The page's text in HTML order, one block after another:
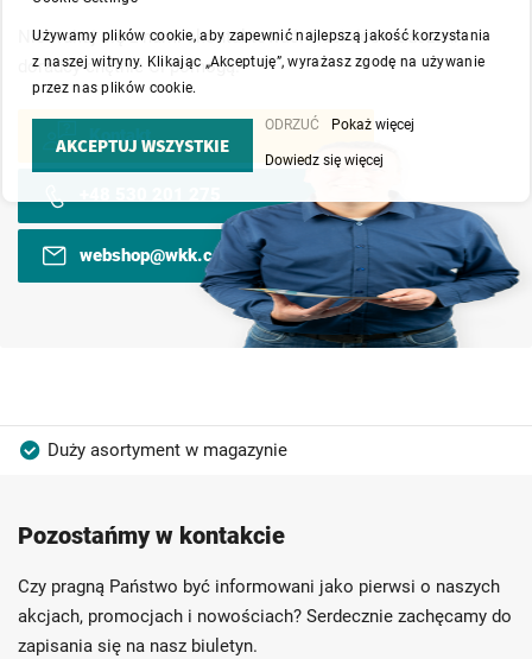
Nie wahaj się z nami skontaktować. Nasi doświadczeni
doradcy chętnie Ci pomogą.
Kontakt
webshop@wkk.com.pl
Duży asortyment w magazynie
Szybka dostawa
Indywidualni doradcy
Ponad 40 lat doświadczenia
Możliwość własnego etykietowania
Pozostańmy w kontakcie
Czy pragną Państwo być informowani jako pierwsi o naszych
akcjach, promocjach i nowościach? Serdecznie zachęcamy do
zapisania się na nasz biuletyn.
Używamy plików cookie, aby zapewnić najlepszą jakość korzystania
z naszej witryny. Klikając „Akceptuję”, wyrażasz zgodę na używanie
przez nas plików cookie.
AKCEPTUJ WSZYSTKIE
ODRZUĆ Pokaż więcej
Dowiedz się więcej